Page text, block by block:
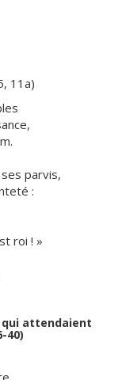
11a)
parvis,
:
roi ! »
qui attendaient
40)